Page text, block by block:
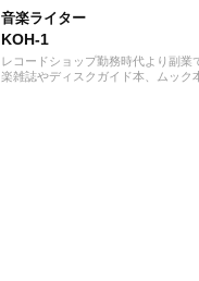
音楽ライター
KOH-1
レコードショップ勤務時代より副業
楽雑誌やディスクガイド本、ムック